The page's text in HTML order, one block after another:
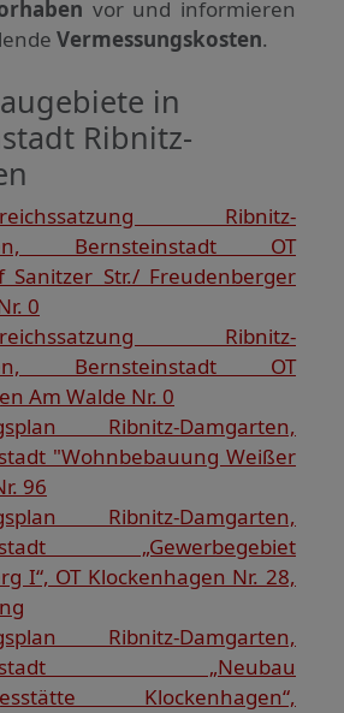
vor und informieren
Vermessungskosten.
in
Ribnitz-
Ribnitz-
Bernsteinstadt OT
Sanitzer Str./ Freudenberger
0
Ribnitz-
Bernsteinstadt OT
Am Walde Nr. 0
Ribnitz-Damgarten,
"Wohnbebauung Weißer
96
Ribnitz-Damgarten,
„Gewerbegebiet
I“, OT Klockenhagen Nr. 28,
Ribnitz-Damgarten,
„Neubau
Klockenhagen“,